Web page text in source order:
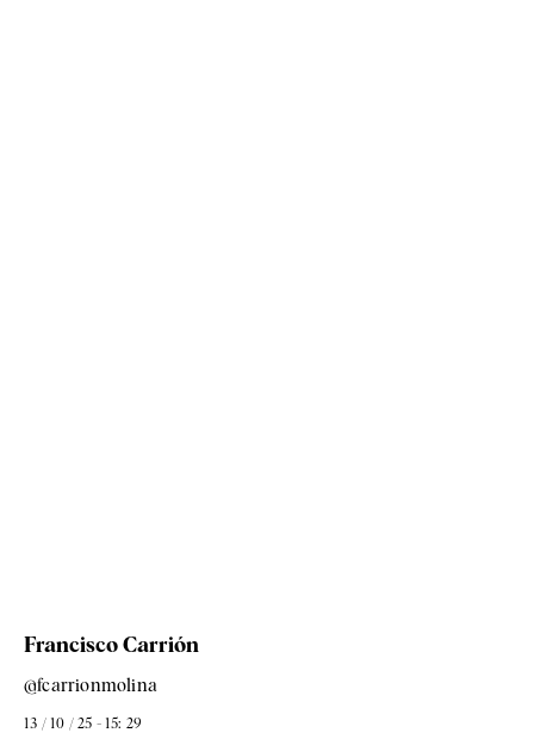
Francisco Carrión
@fcarrionmolina
13 / 10 / 25 - 15: 29